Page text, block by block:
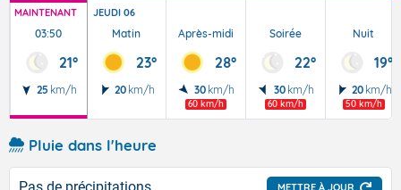
MAINTENANT
03:50
21°
25 km/h
JEUDI 06
Matin
23°
20 km/h
Après-midi
28°
30 km/h
60 km/h
Soirée
22°
30 km/h
60 km/h
Nuit
19°
20 km/h
50 km/h
Pluie dans l'heure
METTRE À JOUR